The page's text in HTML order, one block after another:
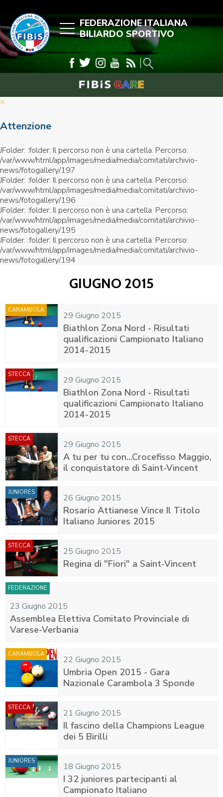
FEDERAZIONE ITALIANA
BILIARDO SPORTIVO
×
Attenzione
JFolder: :folder: Il percorso non è una cartella. Percorso:
/var/www/html/app/images/media/media/comitati/archivio-
news/fotogallery/197
JFolder: :folder: Il percorso non è una cartella. Percorso:
/var/www/html/app/images/media/media/comitati/archivio-
news/fotogallery/196
JFolder: :folder: Il percorso non è una cartella. Percorso:
/var/www/html/app/images/media/media/comitati/archivio-
news/fotogallery/195
JFolder: :folder: Il percorso non è una cartella. Percorso:
/var/www/html/app/images/media/media/comitati/archivio-
news/fotogallery/194
GIUGNO 2015
29 Giugno 2015
CARAMBOLA
Biathlon Zona Nord - Risultati
qualificazioni Campionato Italiano
2014-2015
29 Giugno 2015
STECCA
Biathlon Zona Nord - Risultati
qualificazioni Campionato Italiano
2014-2015
29 Giugno 2015
STECCA
A tu per tu con...Crocefisso Maggio,
il conquistatore di Saint-Vincent
26 Giugno 2015
JUNIORES
Rosario Attianese Vince Il Titolo
Italiano Juniores 2015
25 Giugno 2015
STECCA
Regina di "Fiori" a Saint-Vincent
23 Giugno 2015
FEDERAZIONE
Assemblea Elettiva Comitato Provinciale di
Varese-Verbania
22 Giugno 2015
CARAMBOLA
Umbria Open 2015 - Gara
Nazionale Carambola 3 Sponde
21 Giugno 2015
STECCA
Il fascino della Champions League
dei 5 Birilli
18 Giugno 2015
JUNIORES
I 32 juniores partecipanti al
Campionato Italiano